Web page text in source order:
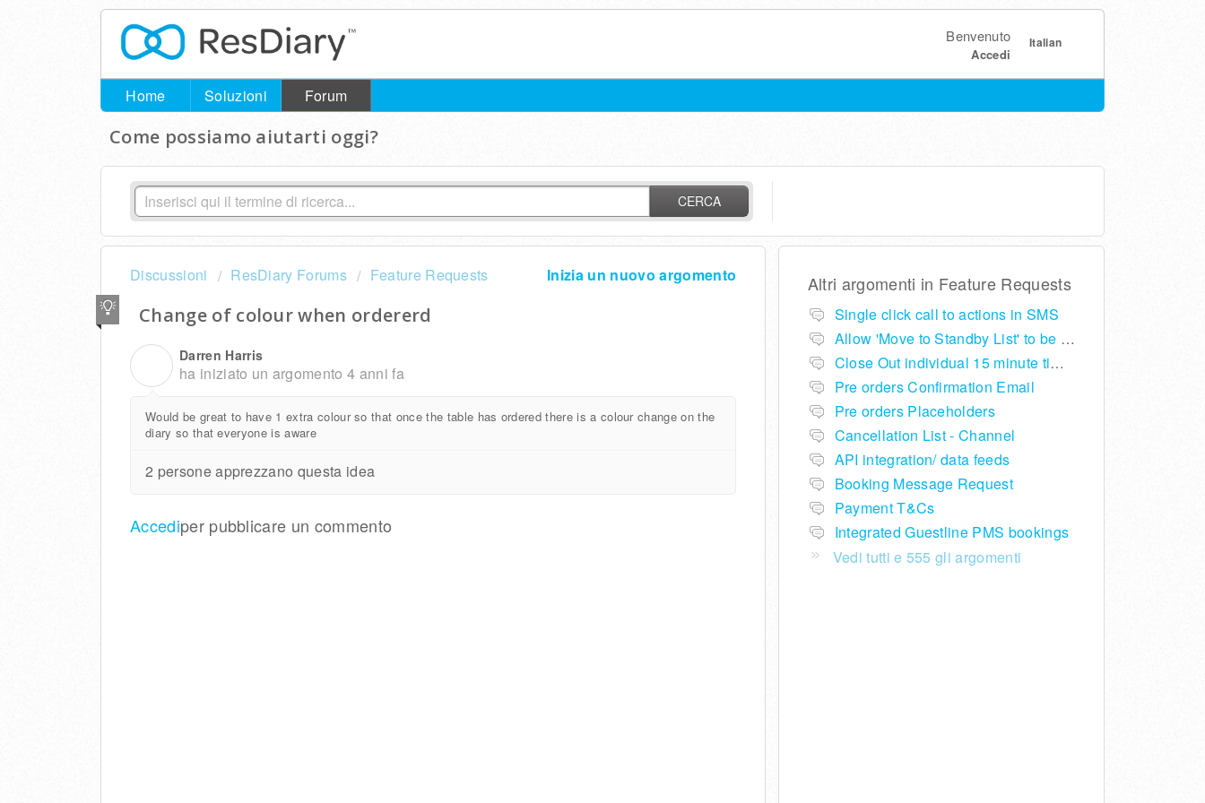
Italian
Benvenuto
Accedi
Home Soluzioni Forum
Come possiamo aiutarti oggi?
CERCA
Inizia un nuovo argomento
Discussioni ResDiary Forums Feature Requests
Change of colour when ordererd
Darren Harris
ha iniziato un argomento4 anni fa
Would be great to have 1 extra colour so that once the table has ordered there is a colour change on the
diary so that everyone is aware
2 persone apprezzano questa idea
Accediper pubblicare un commento
Altri argomenti in Feature Requests
Single click call to actions in SMS
Allow 'Move to Standby List' to be removed if not required in the pop up summary menu
Close Out individual 15 minute time slots per table
Pre orders Confirmation Email
Pre orders Placeholders
Cancellation List - Channel
API integration/ data feeds
Booking Message Request
Payment T&Cs
Integrated Guestline PMS bookings
Vedi tutti e 555 gli argomenti